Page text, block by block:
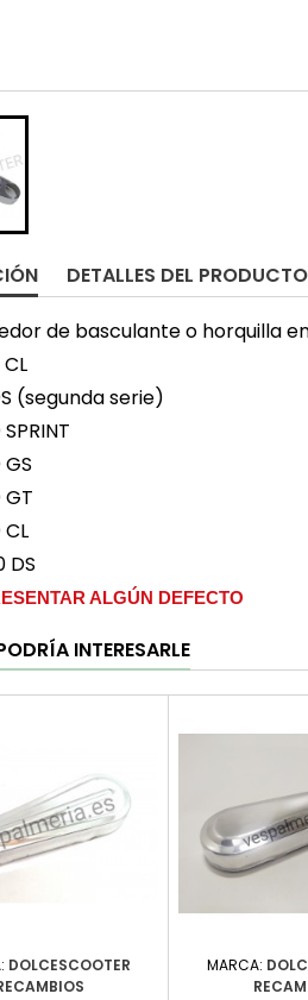
DETALLES DEL PRODUCTO
de basculante o horquilla
(segunda serie)
GT
DS
ALGÚN DEFECTO
INTERESARLE
DOLCESCOOTER
MARCA: